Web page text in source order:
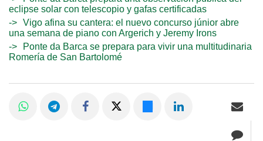
eclipse solar con telescopio y gafas certificadas
Vigo afina su cantera: el nuevo concurso júnior abre
una semana de piano con Argerich y Jeremy Irons
Ponte da Barca se prepara para vivir una multitudinaria
Romería de San Bartolomé